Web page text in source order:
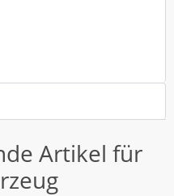
Artikel für